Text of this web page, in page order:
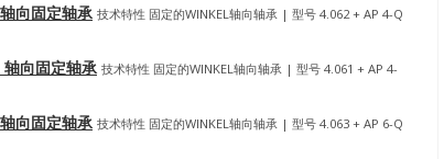
向固定轴承 技术特性 固定的WINKEL轴向轴承 | 型号 4.062 + AP 4-Q
向固定轴承 技术特性 固定的WINKEL轴向轴承 | 型号 4.061 + AP 4-
向固定轴承 技术特性 固定的WINKEL轴向轴承 | 型号 4.063 + AP 6-Q